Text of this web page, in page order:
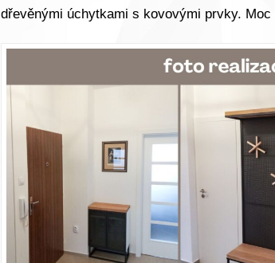
dřevěnými úchytkami s kovovými prvky.